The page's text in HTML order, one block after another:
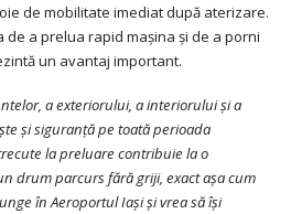
de mobilitate imediat după aterizare.
a prelua rapid mașina și de a porni
un avantaj important.
a exteriorului, a interiorului și a
și siguranță pe toată perioada
la preluare contribuie la o
drum parcurs fără griji, exact așa cum
în Aeroportul Iași și vrea să își